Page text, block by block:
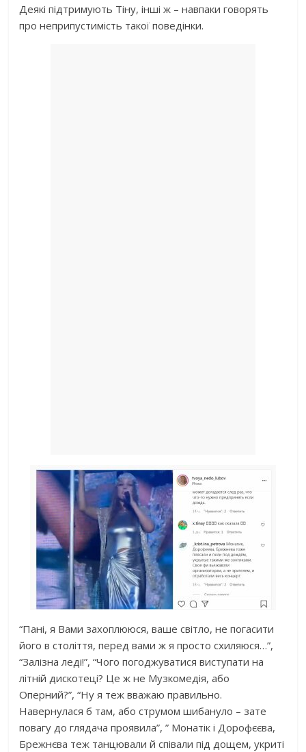
Деякі підтримують Тіну, інші ж – навпаки говорять
про неприпустимість такої поведінки.
“Пані, я Вами захоплююся, ваше світло, не погасити
його в століття, перед вами ж я просто схиляюся…”,
“Залізна леді!”, “Чого погоджуватися виступати на
літній дискотеці? Це ж не Музкомедія, або
Оперний?”, “Ну я теж вважаю правильно.
Навернулася б там, або струмом шибануло – зате
повагу до глядача проявила”, ” Монатік і Дорофєєва,
Брежнєва теж танцювали й співали під дощем, укриті